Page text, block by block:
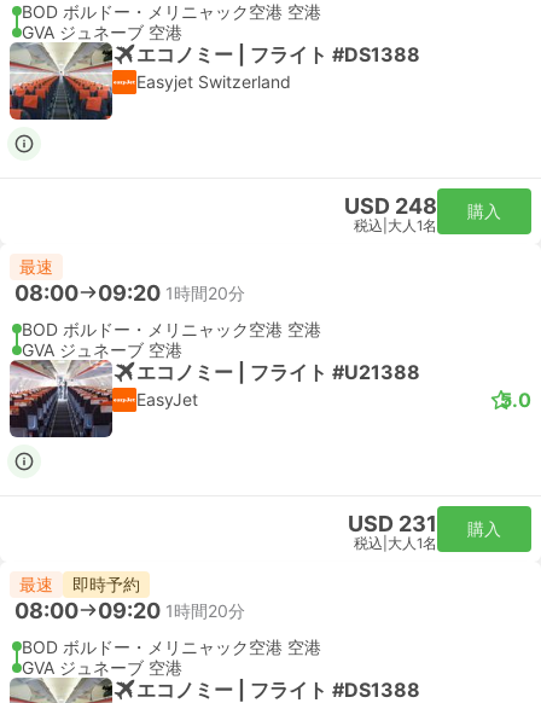
BOD ボルドー・メリニャック空港 空港
GVA ジュネーブ 空港
エコノミー | フライト #DS1388
Easyjet Switzerland
USD 248
税込 大人1名
購入
最速
08:00 09:20 1時間20分
BOD ボルドー・メリニャック空港 空港
GVA ジュネーブ 空港
エコノミー | フライト #U21388
EasyJet 5.0
USD 231
税込 大人1名
購入
最速 即時予約
08:00 09:20 1時間20分
BOD ボルドー・メリニャック空港 空港
GVA ジュネーブ 空港
エコノミー | フライト #DS1388